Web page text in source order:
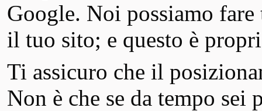
Google. Noi possiamo
il tuo sito; e questo è
Ti assicuro che il
Non è che se da tempo sei